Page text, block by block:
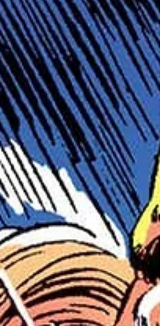
liberados